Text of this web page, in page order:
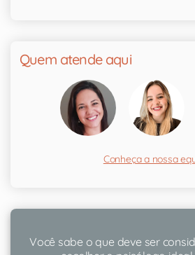
Quem atende aqui
Conheça a nossa
Você sabe o que deve ser